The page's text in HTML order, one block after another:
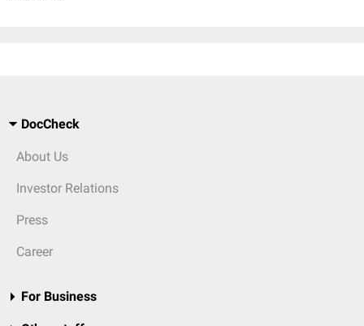
DocCheck
About Us
Investor Relations
Press
Career
For Business